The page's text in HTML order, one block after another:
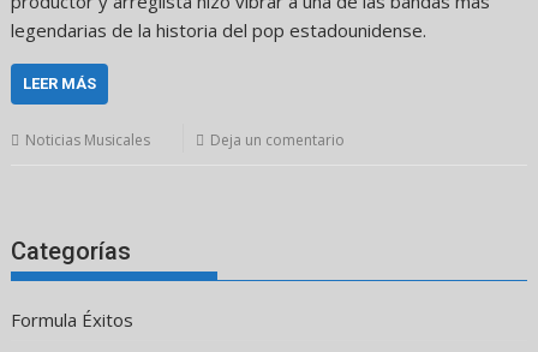
legendarias de la historia del pop estadounidense.
LEER MÁS
Noticias Musicales Deja un comentario
Categorías
Formula Éxitos